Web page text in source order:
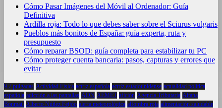
Cómo Pasar Imágenes del Móvil al Ordenador: Guía
Definitiva
Ardilla roja: Todo lo que debes saber sobre el Sciurus vulgaris
Pueblos más bonitos de España: guía experta, ruta y
presupuesto
Cómo reparar BSOD: guía completa para estabilizar tu PC
Cómo proteger cuenta bancaria: pasos, capturas y errores que
evitar
9.7 pulgadas Actividad Física actriz española actriz estadounidense actualidad política
española adicción a las pantallas ADN AEMET afición Agencia Tributaria Aitana
Bonmatí Alberto Núñez Feijóo alerta meteorológica alfombra roja alimentación saludable